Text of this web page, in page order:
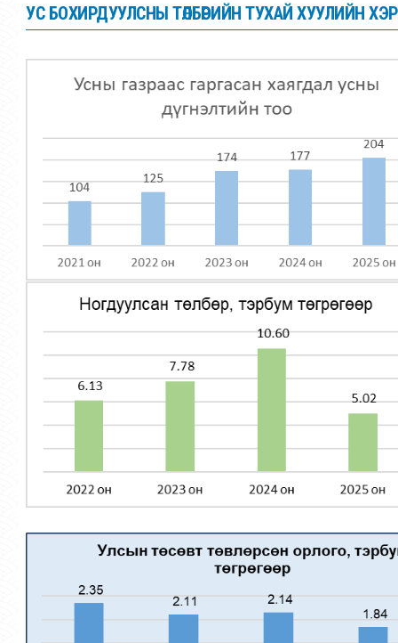
УС БОХИРДУУЛСНЫ ТӨЛБӨРИЙН ТУХАЙ ХУУЛИЙН